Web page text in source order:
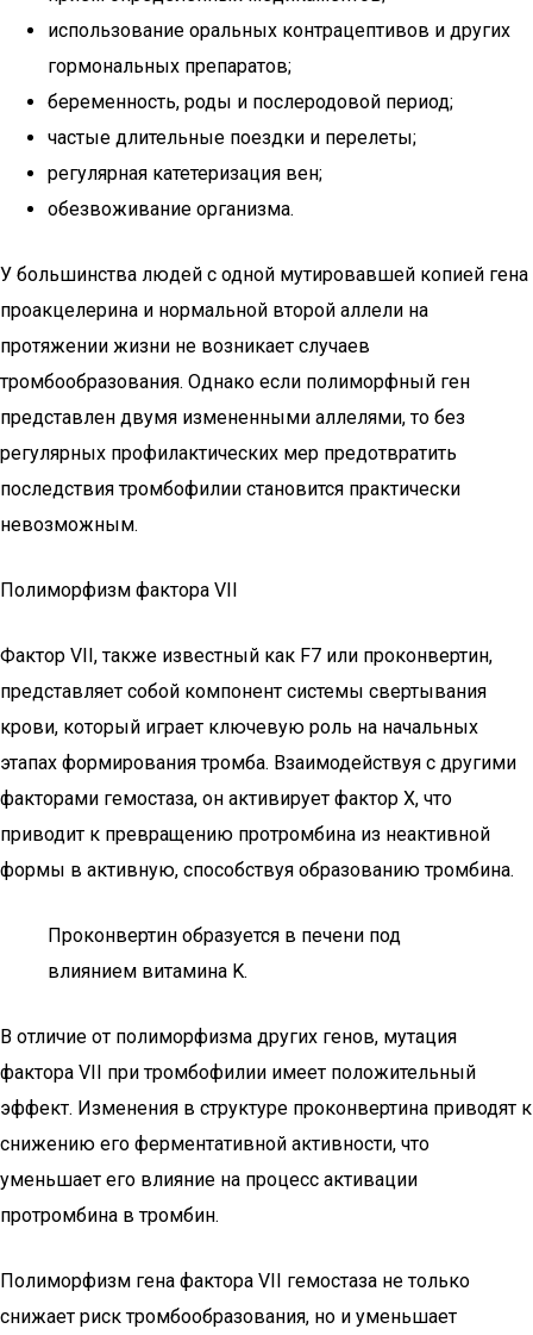
использование оральных контрацептивов и других
гормональных препаратов;
беременность, роды и послеродовой период;
частые длительные поездки и перелеты;
регулярная катетеризация вен;
обезвоживание организма.
У большинства людей с одной мутировавшей копией гена
проакцелерина и нормальной второй аллели на
протяжении жизни не возникает случаев
тромбообразования. Однако если полиморфный ген
представлен двумя измененными аллелями, то без
регулярных профилактических мер предотвратить
последствия тромбофилии становится практически
невозможным.
Полиморфизм фактора VII
Фактор VII, также известный как F7 или проконвертин,
представляет собой компонент системы свертывания
крови, который играет ключевую роль на начальных
этапах формирования тромба. Взаимодействуя с другими
факторами гемостаза, он активирует фактор X, что
приводит к превращению протромбина из неактивной
формы в активную, способствуя образованию тромбина.
Проконвертин образуется в печени под
влиянием витамина K.
В отличие от полиморфизма других генов, мутация
фактора VII при тромбофилии имеет положительный
эффект. Изменения в структуре проконвертина приводят к
снижению его ферментативной активности, что
уменьшает его влияние на процесс активации
протромбина в тромбин.
Полиморфизм гена фактора VII гемостаза не только
снижает риск тромбообразования, но и уменьшает